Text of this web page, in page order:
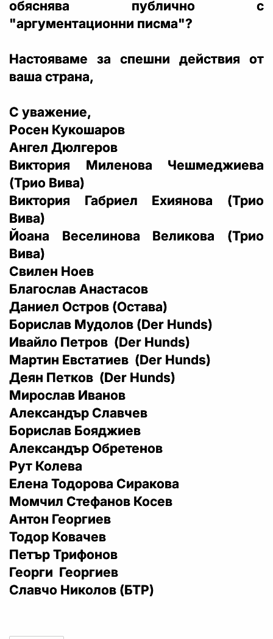
обяснява публично с
"аргументационни писма"?
Настояваме за спешни действия от
ваша страна,
С уважение,
Росен Кукошаров
Ангел Дюлгеров
Виктория Миленова Чешмеджиева
(Трио Вива)
Виктория Габриел Ехиянова (Трио
Вива)
Йоана Веселинова Великова (Трио
Вива)
Свилен Ноев
Благослав Анастасов
Даниел Остров (Остава)
Борислав Мудолов (Der Hunds)
Ивайло Петров (Der Hunds)
Мартин Евстатиев (Der Hunds)
Деян Петков (Der Hunds)
Мирослав Иванов
Александър Славчев
Борислав Бояджиев
Александър Обретенов
Рут Колева
Елена Тодорова Сиракова
Момчил Стефанов Косев
Антон Георгиев
Тодор Ковачев
Петър Трифонов
Георги Георгиев
Славчо Николов (БТР)